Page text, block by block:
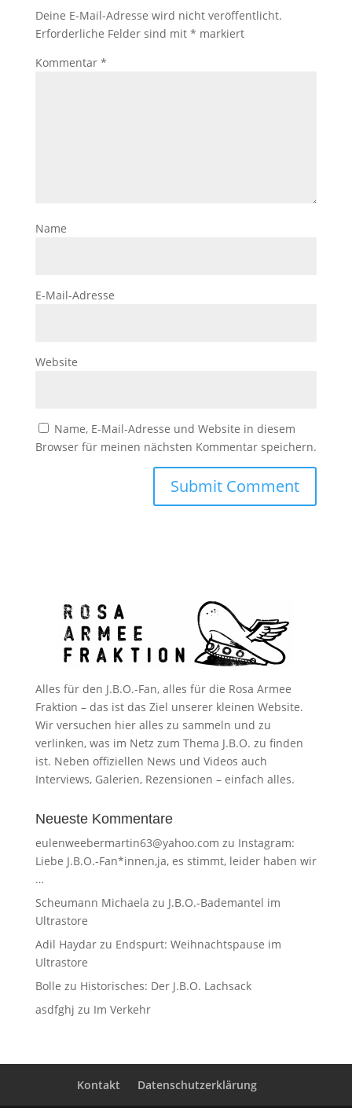
Deine E-Mail-Adresse wird nicht veröffentlicht.
Erforderliche Felder sind mit * markiert
Kommentar *
Name
E-Mail-Adresse
Website
Name, E-Mail-Adresse und Website in diesem
Browser für meinen nächsten Kommentar speichern.
Alles für den J.B.O.-Fan, alles für die Rosa Armee
Fraktion – das ist das Ziel unserer kleinen Website.
Wir versuchen hier alles zu sammeln und zu
verlinken, was im Netz zum Thema J.B.O. zu finden
ist. Neben offiziellen News und Videos auch
Interviews, Galerien, Rezensionen – einfach alles.
Neueste Kommentare
eulenweebermartin63@yahoo.com zu Instagram:
Liebe J.B.O.-Fan*innen,ja, es stimmt, leider haben wir
…
Scheumann Michaela zu J.B.O.-Bademantel im
Ultrastore
Adil Haydarzu Endspurt: Weihnachtspause im
Ultrastore
Bolle zu Historisches: Der J.B.O. Lachsack
asdfghj zu Im Verkehr
Kontakt Datenschutzerklärung